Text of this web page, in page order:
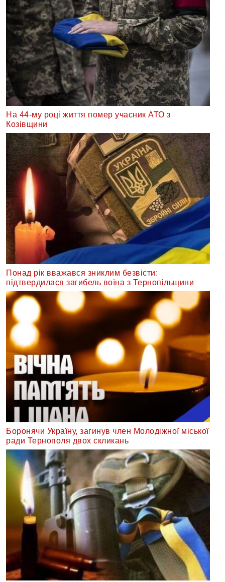
На 44-му році життя помер учасник АТО з
Козівщини
Понад рік вважався зниклим безвісти:
підтвердилася загибель воїна з Тернопільщини
Боронячи Україну, загинув член Молодіжної міської
ради Тернополя двох скликань